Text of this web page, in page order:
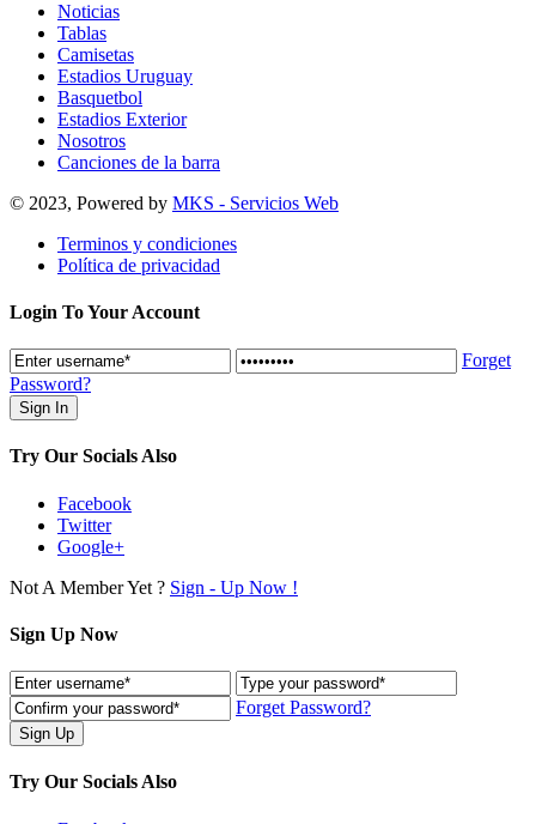
Noticias
Tablas
Camisetas
Estadios Uruguay
Basquetbol
Estadios Exterior
Nosotros
Canciones de la barra
© 2023, Powered by MKS - Servicios Web
Terminos y condiciones
Política de privacidad
Login To Your Account
Forget
Password?
Try Our Socials Also
Facebook
Twitter
Google+
Not A Member Yet ? Sign - Up Now !
Sign Up Now
Forget Password?
Try Our Socials Also